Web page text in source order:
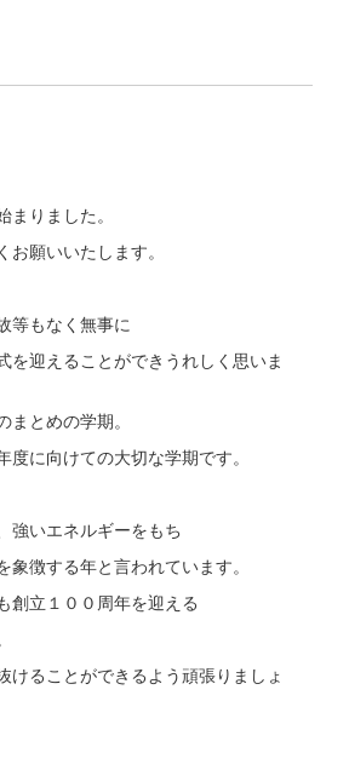
まりました。
お願いいたします。
等もなく無事に
を迎えることができうれしく思いま
まとめの学期。
度に向けての大切な学期です。
強いエネルギーをもち
象徴する年と言われています。
創立１００周年を迎える
けることができるよう頑張りましょ